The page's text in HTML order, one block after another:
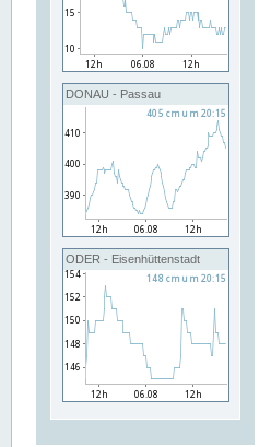
DONAU - Passau
ODER - Eisenhüttenstadt